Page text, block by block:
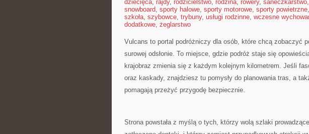
dziecięca, rajdy, rodzicielstwo, rodzina, rowery, saneczkarstwo,
snowboard, sporty halowe, sporty motorowe, sporty powietrzne,
szkoła, szybowce, trybuny, usługi rodzinne, wczesne
dodatkowe, żeglarstwo
Vulcans to portal podróżniczy dla osób, które chcą zobaczyć
surowej odsłonie. To miejsce, gdzie podróż staje się
krajobraz zmienia się z każdym kolejnym kilometrem. Jeśli
oraz kaskady, znajdziesz tu pomysły do planowania tras, a
pomagają przeżyć przygodę bezpiecznie.
Strona powstała z myślą o tych, którzy wolą szlaki